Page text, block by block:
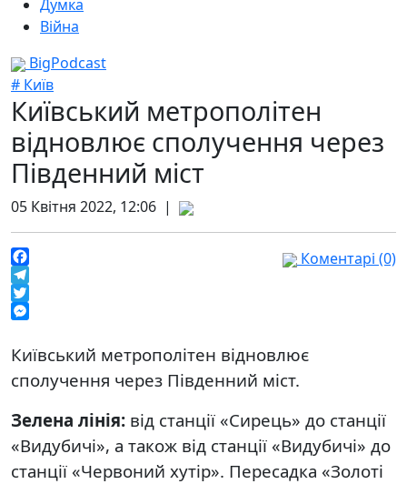
Думка
Війна
BigPodcast
# Київ
Київський метрополітен
відновлює сполучення через
Південний міст
05 Квітня 2022, 12:06 |
Facebook
Telegram
Twitter
Коментарі (0)
Київський метрополітен відновлює
сполучення через Південний міст.
Зелена лінія: від станції «Сирець» до станції
«Видубичі», а також від станції «Видубичі» до
станції «Червоний хутір». Пересадка «Золоті